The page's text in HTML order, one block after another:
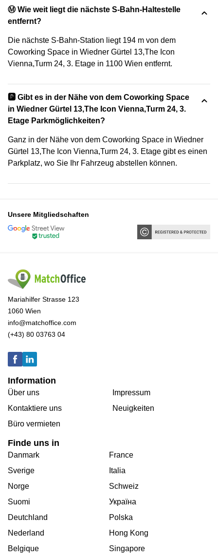
Ⓜ️ Wie weit liegt die nächste S-Bahn-Haltestelle
entfernt?
Die nächste S-Bahn-Station liegt 194 m von dem
Coworking Space in Wiedner Gürtel 13,The Icon
Vienna,Turm 24, 3. Etage in 1100 Wien entfernt.
🅿️ Gibt es in der Nähe von dem Coworking Space
in Wiedner Gürtel 13,The Icon Vienna,Turm 24, 3.
Etage Parkmöglichkeiten?
Ganz in der Nähe von dem Coworking Space in Wiedner
Gürtel 13,The Icon Vienna,Turm 24, 3. Etage gibt es einen
Parkplatz, wo Sie Ihr Fahrzeug abstellen können.
Unsere Mitgliedschaften
Mariahilfer Strasse 123
1060 Wien
info@matchoffice.com
(+43) 80 03763 04
Information
Über uns
Kontaktiere uns
Büro vermieten
Impressum
Neuigkeiten
Finde uns in
Danmark
Sverige
Norge
Suomi
Deutchland
Nederland
Belgique
France
Italia
Schweiz
Україна
Polska
Hong Kong
Singapore